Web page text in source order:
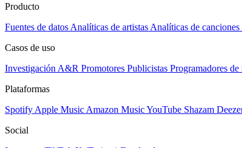
Producto
Fuentes de datos Analíticas de artistas Analíticas de canciones
Casos de uso
Investigación A&R Promotores Publicistas Programadores de
Plataformas
Spotify Apple Music Amazon MusicYouTube Shazam
Social